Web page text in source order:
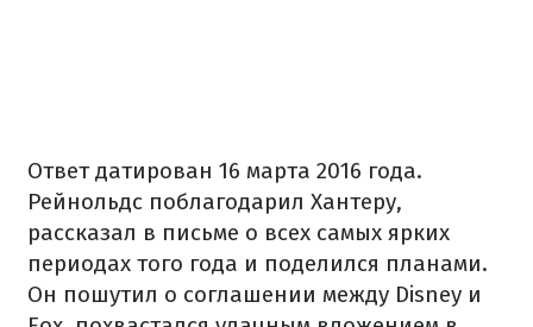
Ответ датирован 16 марта 2016 года.
Рейнольдс поблагодарил Хантеру,
рассказал в письме о всех самых ярких
периодах того года и поделился планами.
Он пошутил о соглашении между Disney и